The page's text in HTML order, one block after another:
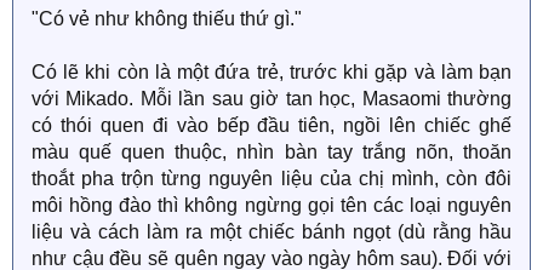
"Có vẻ như không thiếu thứ gì."
Có lẽ khi còn là một đứa trẻ, trước khi gặp và làm bạn
với Mikado. Mỗi lần sau giờ tan học, Masaomi thường
có thói quen đi vào bếp đầu tiên, ngồi lên chiếc ghế
màu quế quen thuộc, nhìn bàn tay trắng nõn, thoăn
thoắt pha trộn từng nguyên liệu của chị mình, còn đôi
môi hồng đào thì không ngừng gọi tên các loại nguyên
liệu và cách làm ra một chiếc bánh ngọt (dù rằng hầu
như cậu đều sẽ quên ngay vào ngày hôm sau). Đối với